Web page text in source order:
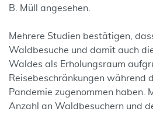
B. Müll angesehen.
Mehrere Studien bestätigen,
Waldbesuche und damit auch
Waldes als Erholungsraum
Reisebeschränkungen während
Pandemie zugenommen haben.
Anzahl an Waldbesuchern und